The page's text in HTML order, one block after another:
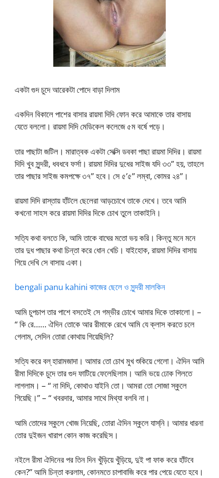
একটা গুদ চুদে আরেকটা পোদে বাড়া দিলাম
একদিন বিকালে পাশের বাসার রায়মা দিদি ফোন করে আমাকে তার বাসায়
যেতে বললো। রায়মা দিদি মেডিকেল কলেজে ৫ম বর্ষে পড়ে।
তার পাছাটা জটিল। মারাত্বক একটা সেক্সি ডবকা পাছা রায়মা দিদির। রায়মা
দিদি খুব সুন্দরী, ধবধবে ফর্সা। রায়মা দিদির দুধের সাইজ যদি ৩৩’’ হয়, তাহলে
তার পাছার সাইজ কমপক্ষে ৩৭’’ হবে। সে ৫’৫” লম্বা, কোমর ২৪”।
রায়মা দিদি রাস্তায় হাঁটলে ছেলেরা আড়চোখে তাকে দেখে। তবে আমি
কখনো সাহস করে রায়মা দিদির দিকে চোখ তুলে তাকাইনি।
সত্যি কথা বলতে কি, আমি তাকে বাঘের মতো ভয় করি। কিন্তু মনে মনে
তার দুধ পাছার কথা চিন্তা করে ধোন খেচি। যাইহোক, রায়মা দিদির বাসায়
গিয়ে দেখি সে বাসায় একা।
bengali panu kahini কাজের ছেলে ও সুন্দরী মালকিন
আমি চুপচাপ তার পাশে বসতেই সে গম্ভীর চোখে আমার দিকে তাকালো। –
“ কি রে…… ঐদিন তোকে আর রীমাকে রেখে আমি যে ক্লাস করতে চলে
গেলাম, সেদিন তোরা কোথায় গিয়েছিলি?
সত্যি করে বল্‌ হারামজাদা। আমার তো চোখ মুখ শুকিয়ে গেলো। ঐদিন আমি
রীমা দিদিকে চুদে তার গুদ ফাটিয়ে ফেলেছিলাম। আমি ভয়ে ঢোক গিলতে
লাগলাম। – “ না দিদি, কোথাও যাইনি তো। আমরা তো সোজা স্কুলে
গিয়েছি।” – “ খবরদার, আমার সাথে মিথ্যা বলবি না।
আমি তোদের স্কুলে খোজ নিয়েছি, তোরা ঐদিন স্কুলে যাস্‌নি। আমার ধারনা
তোর দুইজন খারাপ কোন কাজ করেছিস।
নইলে রীমা ঐদিনের পর তিন দিন খুঁড়িয়ে খুঁড়িয়ে, দুই পা ফাক করে হাঁটবে
কেন?” আমি চিন্তা করলাম, কোনমতে চাপাবাজি করে পার পেয়ে যেতে হবে।